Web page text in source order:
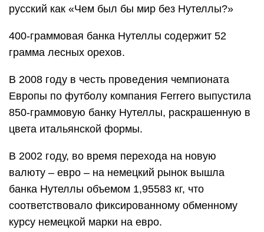
русский как «Чем был бы мир без Нутеллы?»
400-граммовая банка Нутеллы содержит 52
грамма лесных орехов.
В 2008 году в честь проведения чемпионата
Европы по футболу компания Ferrero выпустила
850-граммовую банку Нутеллы, раскрашенную в
цвета итальянской формы.
В 2002 году, во время перехода на новую
валюту – евро – на немецкий рынок вышла
банка Нутеллы объемом 1,95583 кг, что
соответствовало фиксированному обменному
курсу немецкой марки на евро.